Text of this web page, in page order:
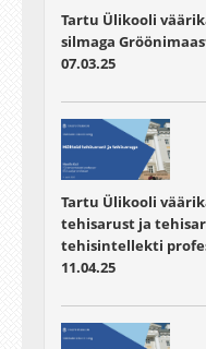
Tartu Ülikooli
silmaga
07.03.25
Tartu Ülikooli
tehisarust ja
tehisintellekti
11.04.25